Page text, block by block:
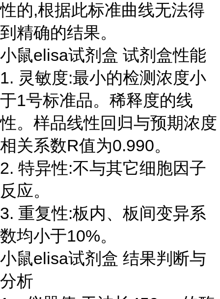
性的,根据此标准曲线无法得
到精确的结果。
小鼠elisa试剂盒 试剂盒性能
1. 灵敏度:最小的检测浓度小
于1号标准品。稀释度的线
性。样品线性回归与预期浓度
相关系数R值为0.990。
2. 特异性:不与其它细胞因子
反应。
3. 重复性:板内、板间变异系
数均小于10%。
小鼠elisa试剂盒 结果判断与
分析